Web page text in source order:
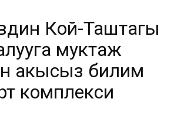
Кой-Таштагы
алууга муктаж
акысыз билим
комплекси